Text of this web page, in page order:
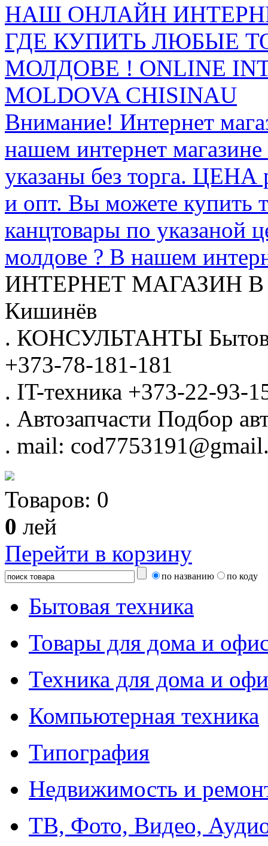
НАШ ОНЛАЙН
ГДЕ КУПИТЬ ЛЮБЫЕ
МОЛДОВЕ ! ONLINE
MOLDOVA CHISINAU
Внимание! Интернет
нашем интернет
указаны без торга.
и опт. Вы можете купить
канцтовары по указаной
молдове ? В нашем
ИНТЕРНЕТ МАГАЗИН
Кишинёв
. КОНСУЛЬТАНТЫ
+373-78-181-181
. IT-техника +373-22-93-
. Автозапчасти Подбор
. mail:
Товаров: 0
0 лей
Перейти в корзину
по названию по коду
Бытовая техника
Товары для дома и
Техника для дома и
Компьютерная техника
Типография
Недвижимость и
ТВ, Фото, Видео,